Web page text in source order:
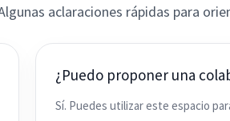
aclaraciones rápidas para
¿Puedo proponer una
Sí. Puedes utilizar este espacio